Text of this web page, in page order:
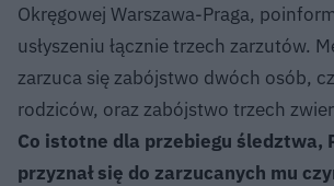
Okręgowej Warszawa-Praga,
usłyszeniu łącznie trzech zarzutów.
zarzuca się zabójstwo dwóch osób,
rodziców, oraz zabójstwo trzech
Co istotne dla przebiegu śledztwa,
przyznał się do zarzucanych mu